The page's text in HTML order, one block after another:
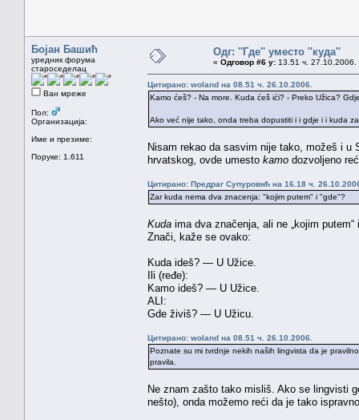
Бојан Башић
уредник форума
староседелац
Ван мреже
Пол:
Организација:
Име и презиме:
Поруке: 1.611
Одг: ''Где'' уместо ''куда''
« Одговор #6 у: 13.51 ч. 27.10.2006.
Цитирано: woland на 08.51 ч. 26.10.2006.
Kamo ćeš? - Na more. Kuda ćeš ići? - Preko Užica?
Ako već nije tako, onda treba dopustiti i i gdje i i kuda
Nisam rekao da sasvim nije tako, možeš i u
hrvatskog, ovde umesto kamo dozvoljeno
Цитирано: Предраг Супуровић на 16.18 ч.
Zar kuda nema dva znacenja: "kojim putem" i "gde"?
Kuda ima dva značenja, ali ne „kojim
Znači, kaže se ovako:
Kuda ideš? — U Užice.
Ili (ređe):
Kamo ideš? — U Užice.
ALI:
Gde živiš? — U Užicu.
Цитирано: woland на 08.51 ч. 26.10.2006.
Poznate su mi tvrdnje nekih naših lingvista da je
pravila.
Ne znam zašto tako misliš. Ako se lingvisti
nešto), onda možemo reći da je tako